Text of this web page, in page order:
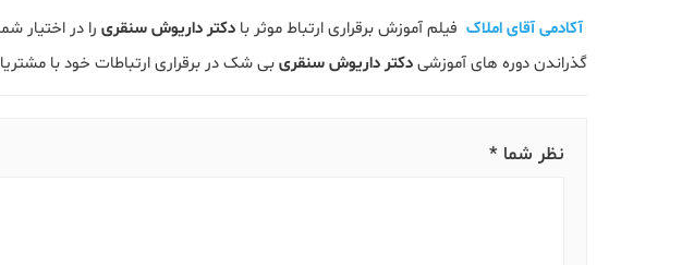
آکادمی آقای املاک فیلم آموزش برقراری ارتباط موثر با دکتر داریوش سنقری را در اختیار
گذراندن دوره های آموزشیدکتر داریوش سنقریبی شک در برقراری ارتباطات خود با
نظر شما *